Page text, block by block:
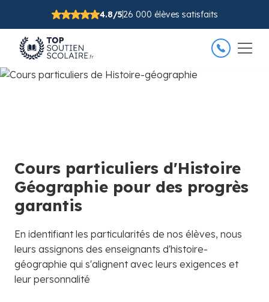
4.8/526 000 élèves satisfaits
Cours particuliers d'Histoire
Géographie pour des progrès
garantis
En identifiant les particularités de nos élèves, nous
leurs assignons des enseignants d'histoire-
géographie qui s'alignent avec leurs exigences et
leur personnalité